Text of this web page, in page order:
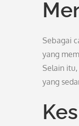
Sebagai
yang
Selain
yang